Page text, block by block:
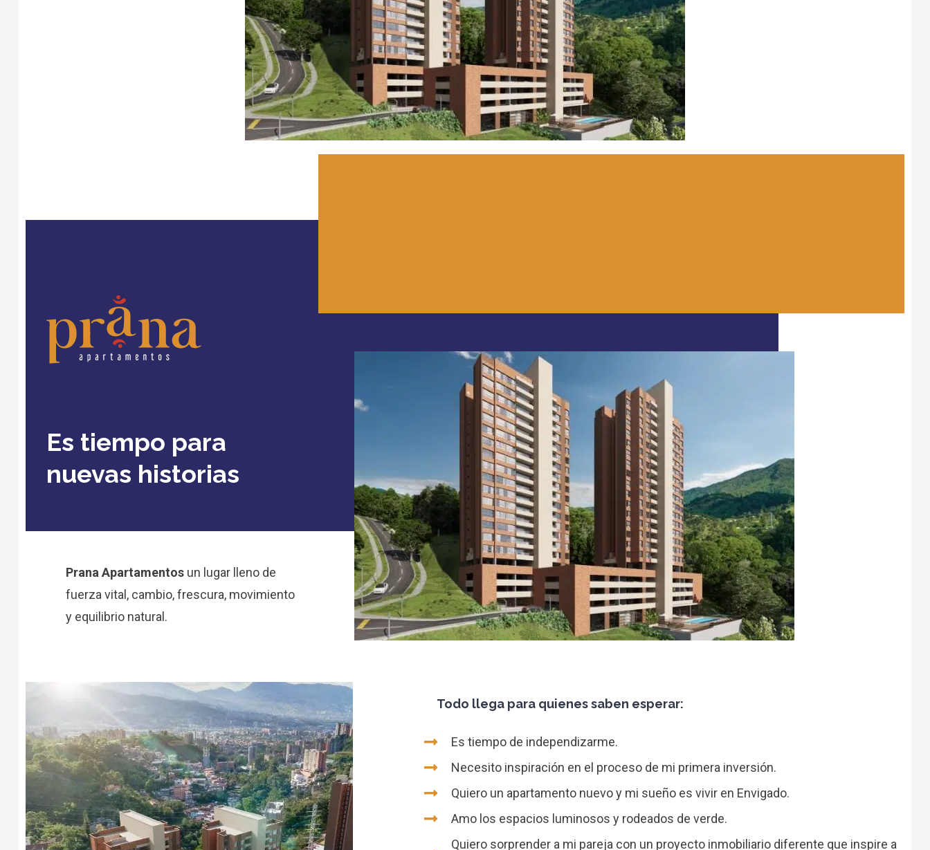
Es tiempo para
nuevas historias
Prana Apartamentosun lugar lleno de
fuerza vital, cambio, frescura, movimiento
y equilibrio natural.
Todo llega para quienes saben esperar:
Es tiempo de independizarme.
Necesito inspiración en el proceso de mi primera inversión.
Quiero un apartamento nuevo y mi sueño es vivir en Envigado.
Amo los espacios luminosos y rodeados de verde.
Quiero sorprender a mi pareja con un proyecto inmobiliario diferente que inspire a